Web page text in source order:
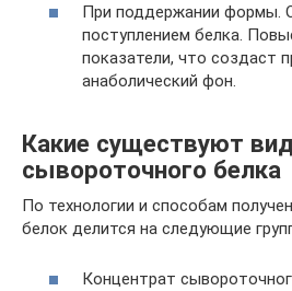
При поддержании формы.
поступлением белка.
показатели, что создаст
анаболический фон.
Какие существуют
сывороточного белка
По технологии и способам
белок делится на следующие
Концентрат